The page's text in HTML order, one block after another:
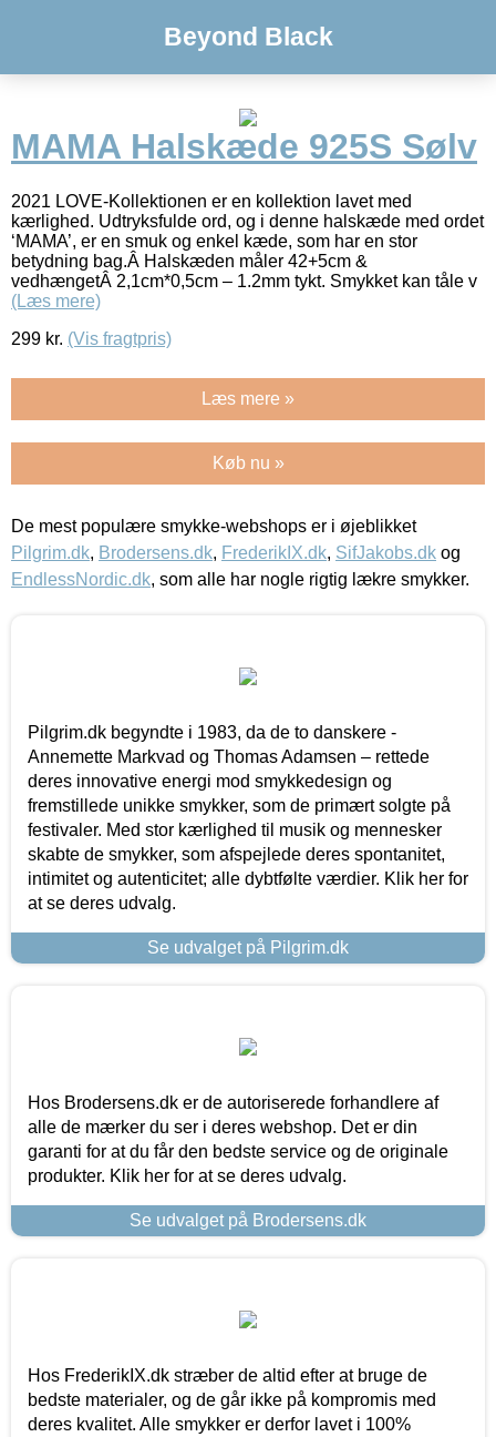
Beyond Black
MAMA Halskæde 925S Sølv
2021 LOVE-Kollektionen er en kollektion lavet med
kærlighed. Udtryksfulde ord, og i denne halskæde med ordet
‘MAMA’, er en smuk og enkel kæde, som har en stor
betydning bag.Â Halskæden måler 42+5cm &
vedhængetÂ 2,1cm*0,5cm – 1.2mm tykt. Smykket kan tåle v
(Læs mere)
299 kr. (Vis fragtpris)
Læs mere »
Køb nu »
De mest populære smykke-webshops er i øjeblikket
Pilgrim.dk, Brodersens.dk, FrederikIX.dk, SifJakobs.dk og
EndlessNordic.dk, som alle har nogle rigtig lækre smykker.
Pilgrim.dk begyndte i 1983, da de to danskere -
Annemette Markvad og Thomas Adamsen – rettede
deres innovative energi mod smykkedesign og
fremstillede unikke smykker, som de primært solgte på
festivaler. Med stor kærlighed til musik og mennesker
skabte de smykker, som afspejlede deres spontanitet,
intimitet og autenticitet; alle dybtfølte værdier. Klik her for
at se deres udvalg.
Se udvalget på Pilgrim.dk
Hos Brodersens.dk er de autoriserede forhandlere af
alle de mærker du ser i deres webshop. Det er din
garanti for at du får den bedste service og de originale
produkter. Klik her for at se deres udvalg.
Se udvalget på Brodersens.dk
Hos FrederikIX.dk stræber de altid efter at bruge de
bedste materialer, og de går ikke på kompromis med
deres kvalitet. Alle smykker er derfor lavet i 100%